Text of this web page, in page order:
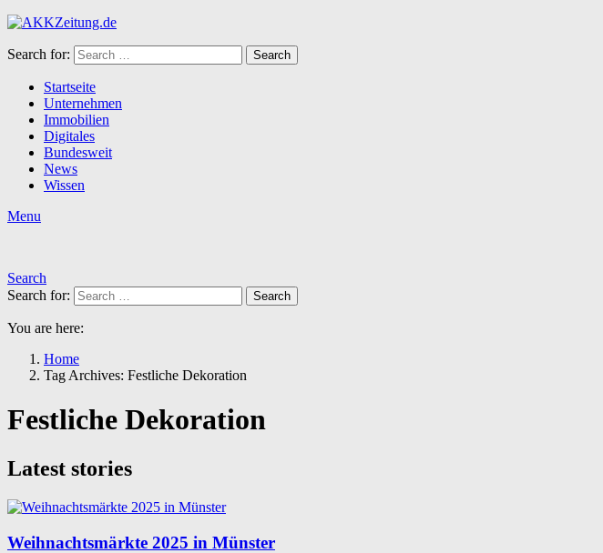
Search for: Search
Startseite
Unternehmen
Immobilien
Digitales
Bundesweit
News
Wissen
Menu
Search
Search for:
Search
You are here:
Home
Tag Archives: Festliche Dekoration
Festliche Dekoration
Latest stories
Weihnachtsmärkte 2025 in Münster